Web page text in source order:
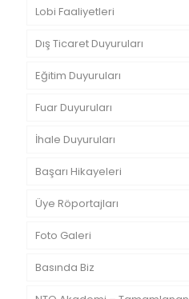
Lobi Faaliyetleri
Dış Ticaret Duyuruları
Eğitim Duyuruları
Fuar Duyuruları
İhale Duyuruları
Başarı Hikayeleri
Üye Röportajları
Foto Galeri
Basında Biz